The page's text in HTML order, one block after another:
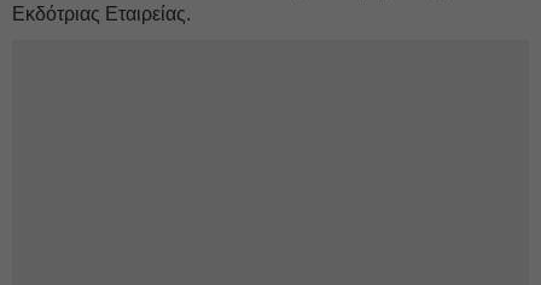
Εκδότριας Εταιρείας.